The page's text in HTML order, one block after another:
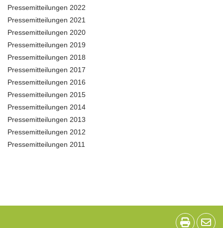
Pressemitteilungen 2022
Pressemitteilungen 2021
Pressemitteilungen 2020
Pressemitteilungen 2019
Pressemitteilungen 2018
Pressemitteilungen 2017
Pressemitteilungen 2016
Pressemitteilungen 2015
Pressemitteilungen 2014
Pressemitteilungen 2013
Pressemitteilungen 2012
Pressemitteilungen 2011